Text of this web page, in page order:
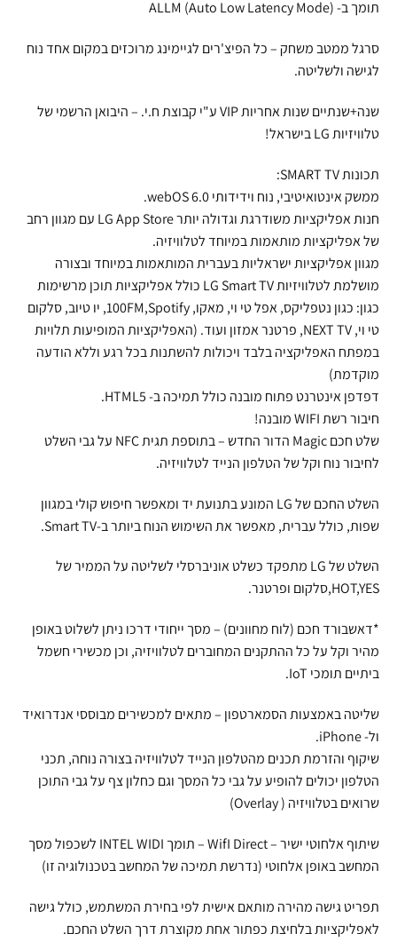
תומך ב- ALLM (Auto Low Latency Mode)
סרגל ממטב משחק – כל הפיצ'רים לגיימינג מרוכזים במקום אחד נוח
לגישה ולשליטה.
שנה+שנתיים שנות אחריות VIP ע"י קבוצת ח.י. – היבואן הרשמי של
טלוויזיות LG בישראל!
תכונות SMART TV:
ממשק אינטואיטיבי, נוח וידידותי 6.0 webOS.
חנות אפליקציות משודרגת וגדולה יותר LG App Store עם מגוון רחב
של אפליקציות מותאמות במיוחד לטלוויזיה.
מגוון אפליקציות ישראליות בעברית המותאמות במיוחד ובצורה
מושלמת לטלוויזיות LG Smart TV כולל אפליקציות תוכן מרשימות
כגון: כגון נטפליקס, אפל טי וי, מאקו, 100FM,Spotify, יו טיוב, סלקום
טי וי, NEXT TV, פרטנר אמזון ועוד. (האפליקציות המופיעות תלויות
במפתח האפליקציה בלבד ויכולות להשתנות בכל רגע וללא הודעה
מוקדמת)
דפדפן אינטרנט פתוח מובנה כולל תמיכה ב- HTML5.
חיבור רשת WIFI מובנה!
שלט חכם Magic הדור החדש – בתוספת תגית NFC על גבי השלט
לחיבור נוח וקל של הטלפון הנייד לטלוויזיה.
השלט החכם של LG המונע בתנועת יד ומאפשר חיפוש קולי במגוון
שפות, כולל עברית, מאפשר את השימוש הנוח ביותר ב-Smart TV.
השלט של LG מתפקד כשלט אוניברסלי לשליטה על הממיר של
HOT,YES,סלקום ופרטנר.
*דאשבורד חכם (לוח מחוונים) – מסך ייחודי דרכו ניתן לשלוט באופן
מהיר וקל על כל ההתקנים המחוברים לטלוויזיה, וכן מכשירי חשמל
ביתיים תומכי IoT.
שליטה באמצעות הסמארטפון – מתאים למכשירים מבוססי אנדרואיד
ול- iPhone.
שיקוף והזרמת תכנים מהטלפון הנייד לטלוויזיה בצורה נוחה, תכני
הטלפון יכולים להופיע על גבי כל המסך וגם כחלון צף על גבי התוכן
שרואים בטלוויזיה ( Overlay)
שיתוף אלחוטי ישיר – WifI Direct – תומך INTEL WIDI לשכפול מסך
המחשב באופן אלחוטי (נדרשת תמיכה של המחשב בטכנולוגיה זו)
תפריט גישה מהירה מותאם אישית לפי בחירת המשתמש, כולל גישה
לאפליקציות בלחיצת כפתור אחת מקוצרת דרך השלט החכם.